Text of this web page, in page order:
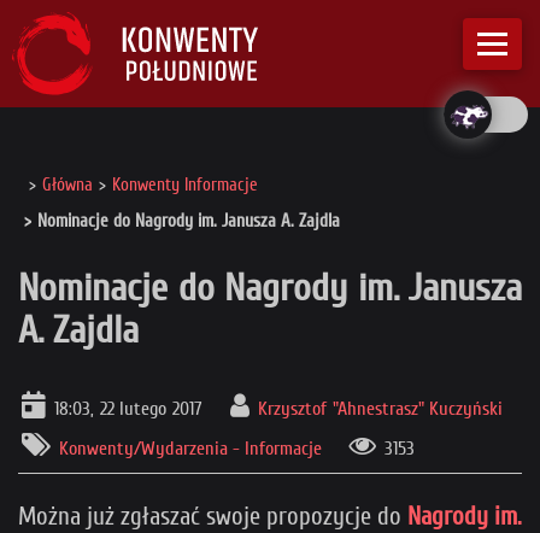
Główna
Konwenty Informacje
Nominacje do Nagrody im. Janusza A. Zajdla
Nominacje do Nagrody im. Janusza
A. Zajdla
18:03, 22 lutego 2017
Krzysztof "Ahnestrasz" Kuczyński
Konwenty/Wydarzenia - Informacje
3153
Można już zgłaszać swoje propozycje do Nagrody im.